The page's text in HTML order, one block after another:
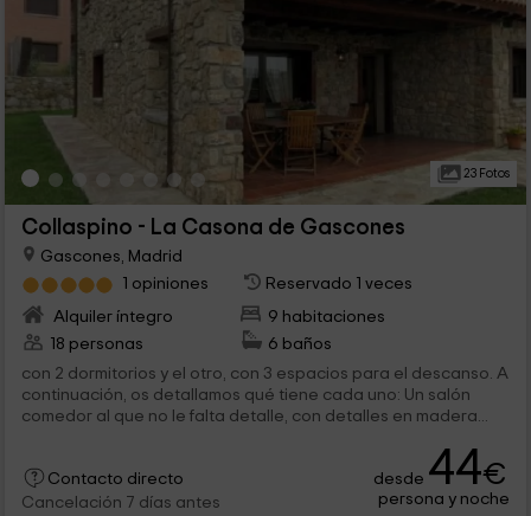
23 Fotos
Collaspino - La Casona de Gascones
Gascones, Madrid
1 opiniones
Reservado 1 veces
Alquiler íntegro
9 habitaciones
18 personas
6 baños
con 2 dormitorios y el otro, con 3 espacios para el descanso. A
continuación, os detallamos qué tiene cada uno: Un salón
comedor al que no le falta detalle, con detalles en madera...
Contacto directo
Cancelación 7 días antes
desde 44€
persona y noche